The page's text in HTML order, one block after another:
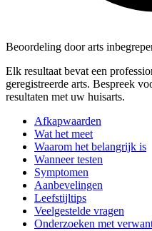
Beoordeling door arts
Elk resultaat bevat een
geregistreerde arts. Bespreek
resultaten met uw huisarts.
Afkapwaarden
Wat het meet
Waarom het belangrijk is
Wanneer testen
Symptomen
Aanbevelingen
Leefstijltips
Veelgestelde vragen
Onderzoeken met